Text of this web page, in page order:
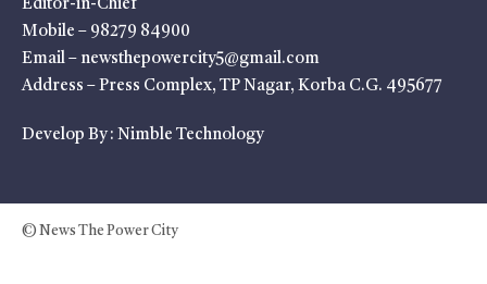
Editor-in-Chief
Mobile – 98279 84900
Email – newsthepowercity5@gmail.com
Address – Press Complex, TP Nagar, Korba C.G. 495677
Develop By : Nimble Technology
© News The Power City